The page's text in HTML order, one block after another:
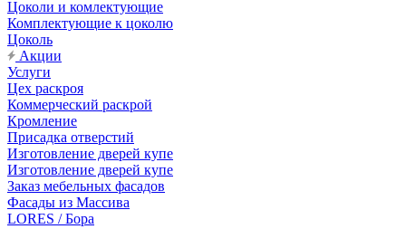
Цоколи и комлектующие
Комплектующие к цоколю
Цоколь
Акции
Услуги
Цех раскроя
Коммерческий раскрой
Кромление
Присадка отверстий
Изготовление дверей купе
Изготовление дверей купе
Заказ мебельных фасадов
Фасады из Массива
LORES / Бора